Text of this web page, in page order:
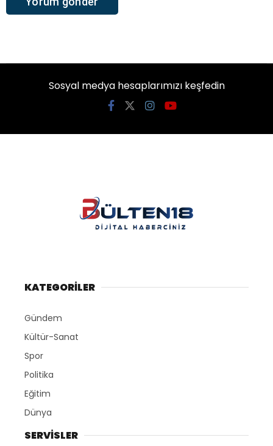
Sosyal medya hesaplarımızı keşfedin
KATEGORİLER
Gündem
Kültür-Sanat
Spor
Politika
Eğitim
Dünya
SERVİSLER